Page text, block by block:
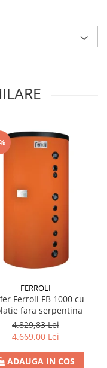
FERROLI
Ferroli FB 1000 cu
fara serpentina
4.829,83 Lei
4.669,00 Lei
ADAUGA IN COS